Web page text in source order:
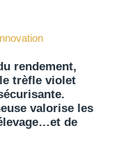
Innovation
rendement,
trèfle violet
valorise les
de